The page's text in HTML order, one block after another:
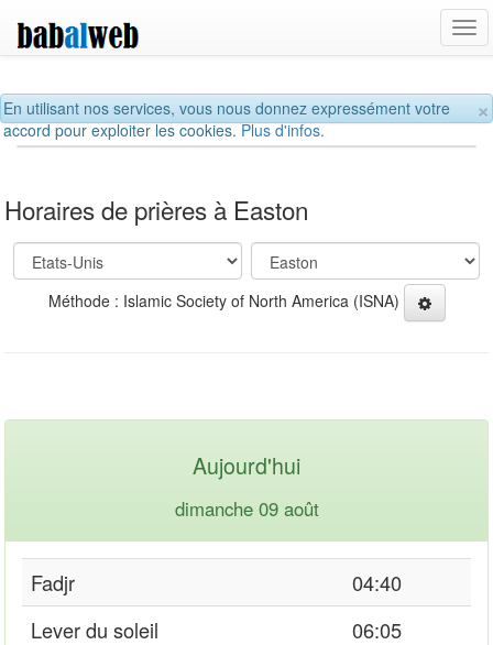
×
En utilisant nos services, vous nous donnez expressément votre
accord pour exploiter les cookies.Plus d'infos.
Horaires de prières à Easton
Méthode : Islamic Society of North America (ISNA)
Aujourd'hui
dimanche 09 août
Fadjr
04:40
Lever du soleil
06:05